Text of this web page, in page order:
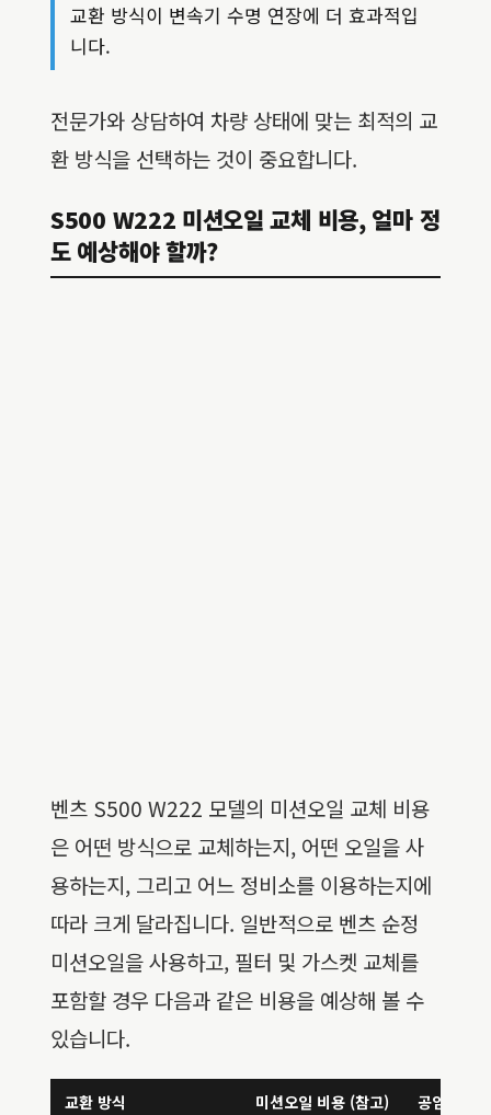
교환 방식이 변속기 수명 연장에 더 효과적입
니다.
전문가와 상담하여 차량 상태에 맞는 최적의 교
환 방식을 선택하는 것이 중요합니다.
S500 W222 미션오일 교체 비용, 얼마 정
도 예상해야 할까?
벤츠 S500 W222 모델의 미션오일 교체 비용
은 어떤 방식으로 교체하는지, 어떤 오일을 사
용하는지, 그리고 어느 정비소를 이용하는지에
따라 크게 달라집니다. 일반적으로 벤츠 순정
미션오일을 사용하고, 필터 및 가스켓 교체를
포함할 경우 다음과 같은 비용을 예상해 볼 수
있습니다.
교환 방식 미션오일 비용 (참고) 공임 및 부